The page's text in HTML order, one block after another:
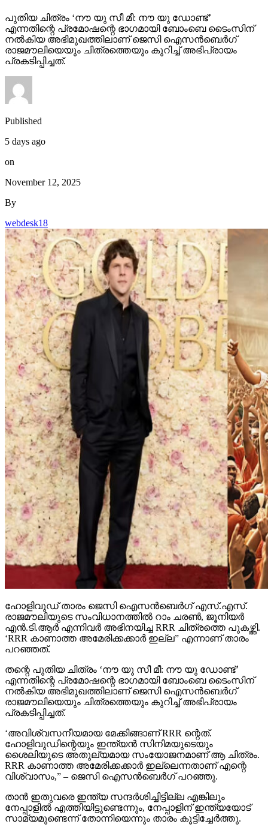
പുതിയ ചിത്രം ‘നൗ യു സീ മീ: നൗ യു ഡോണ്ട്’
എന്നതിന്റെ പ്രമോഷന്റെ ഭാഗമായി ബോംബെ ടൈംസിന്
നല്‍കിയ അഭിമുഖത്തിലാണ് ജെസി ഐസന്‍ബെര്‍ഗ്
രാജമൗലിയെയും ചിത്രത്തെയും കുറിച്ച് അഭിപ്രായം
പ്രകടിപ്പിച്ചത്.
Published
5 days ago
on
November 12, 2025
By
webdesk18
ഹോളിവുഡ് താരം ജെസി ഐസന്‍ബെര്‍ഗ് എസ്.എസ്.
രാജമൗലിയുടെ സംവിധാനത്തില്‍ റാം ചരണ്‍, ജൂനിയര്‍
എന്‍.ടി.ആര്‍ എന്നിവര്‍ അഭിനയിച്ച RRR ചിത്രത്തെ പുകഴ്ത്തി.
‘RRR കാണാത്ത അമേരിക്കക്കാര്‍ ഇല്ല” എന്നാണ് താരം
പറഞ്ഞത്.
തന്റെ പുതിയ ചിത്രം ‘നൗ യു സീ മീ: നൗ യു ഡോണ്ട്’
എന്നതിന്റെ പ്രമോഷന്റെ ഭാഗമായി ബോംബെ ടൈംസിന്
നല്‍കിയ അഭിമുഖത്തിലാണ് ജെസി ഐസന്‍ബെര്‍ഗ്
രാജമൗലിയെയും ചിത്രത്തെയും കുറിച്ച് അഭിപ്രായം
പ്രകടിപ്പിച്ചത്.
‘അവിശ്വസനീയമായ മേക്കിങ്ങാണ് RRR ന്റെത്.
ഹോളിവുഡിന്റെയും ഇന്ത്യന്‍ സിനിമയുടെയും
ശൈലിയുടെ അതുല്യമായ സംയോജനമാണ് ആ ചിത്രം.
RRR കാണാത്ത അമേരിക്കക്കാര്‍ ഇല്ലെന്നതാണ് എന്റെ
വിശ്വാസം,” – ജെസി ഐസന്‍ബെര്‍ഗ് പറഞ്ഞു.
താന്‍ ഇതുവരെ ഇന്ത്യ സന്ദര്‍ശിച്ചിട്ടില്ല എങ്കിലും
നേപ്പാളില്‍ എത്തിയിട്ടുണ്ടെന്നും, നേപ്പാളിന് ഇന്ത്യയോട്
സാമ്യമുണ്ടെന്ന് തോന്നിയെന്നും താരം കൂട്ടിച്ചേര്‍ത്തു.